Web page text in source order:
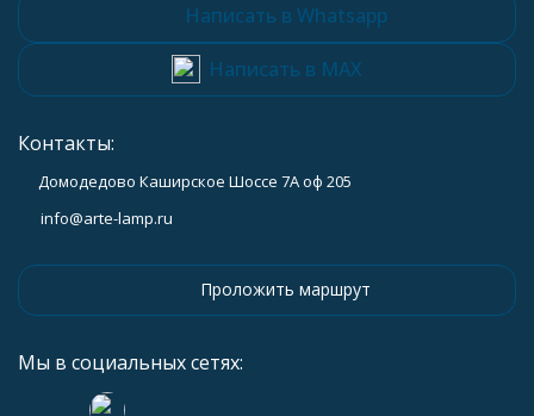
Написать в Whatsapp
Написать в MAX
Контакты:
Домодедово Каширское Шоссе 7А оф 205
info@arte-lamp.ru
Проложить маршрут
Мы в социальных сетях: